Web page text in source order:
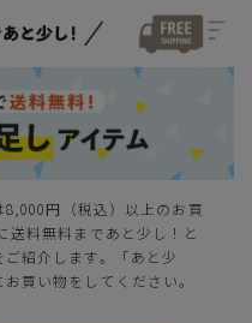
カートに入れる
カートに入れる
カートに入れる
カートに入れる
円（税込）以上のお買
送料無料まであと少し！と
紹介します。「あと少
買い物をしてください。